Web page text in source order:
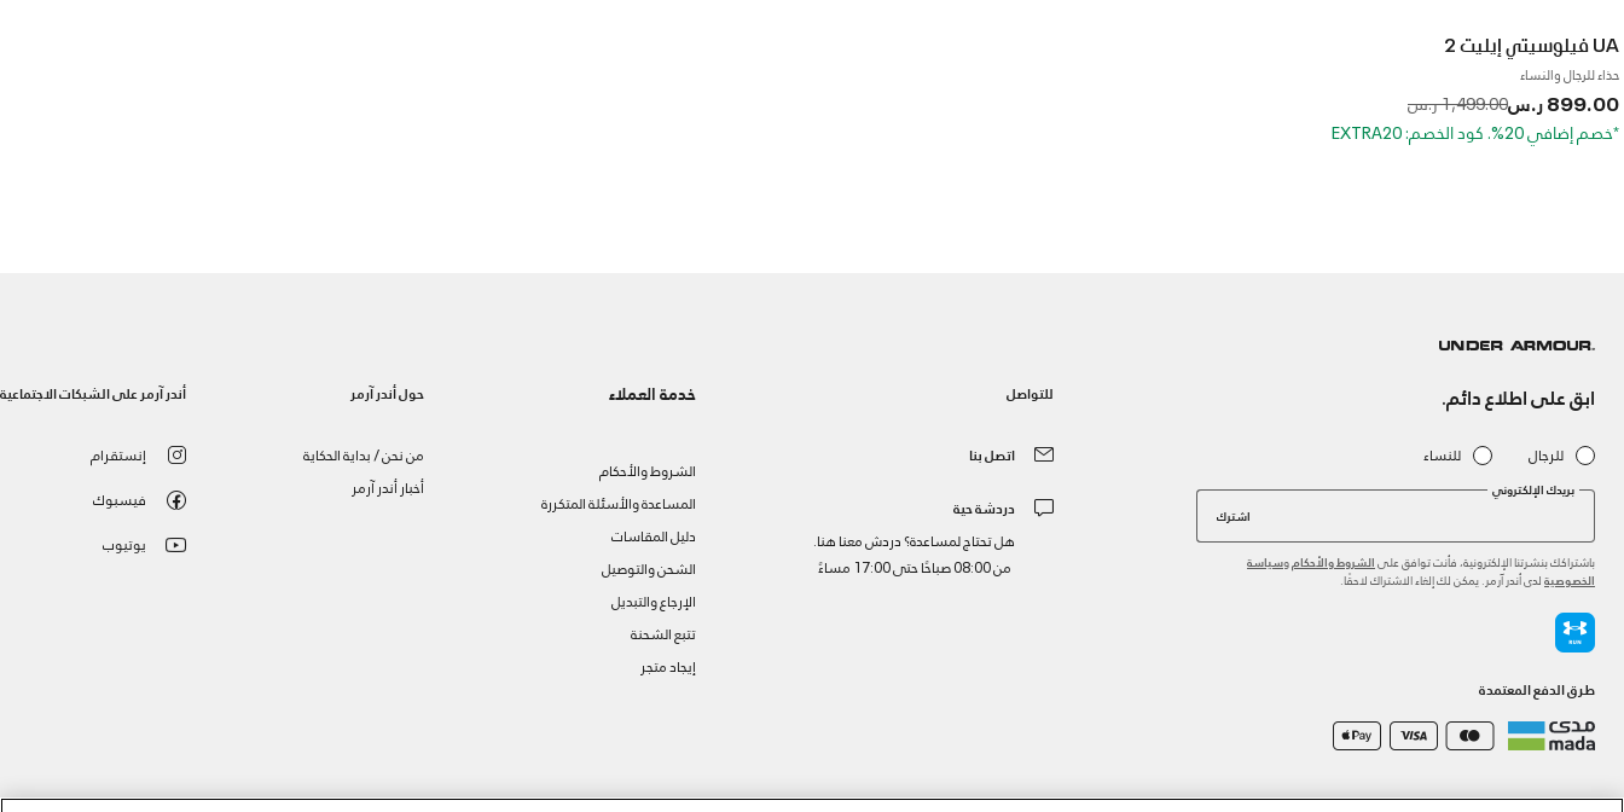
UA فيلوسيتي إيليت 2
حذاء للرجال والنساء
899.00 ر.س Price reduced from
1,499.00 ر.س
to
*خصم إضافي 20%. كود الخصم: EXTRA20
ابق على اطلاع دائم.
للرجال للنساء
بريدك الإلكتروني
اشترك
باشتراكك بنشرتنا الإلكترونية، فأنت توافق على الشروط والأحكام وسياسة
الخصوصية لدى أندر آرمر. يمكن لك إلغاء الاشتراك لاحقًا.
طرق الدفع المعتمدة
للتواصل
اتصل بنا
دردشة حية
هل تحتاج لمساعدة؟ دردش معنا هنا.
من 08:00 صباحًا حتى 17:00 مساءً
خدمة العملاء
الشروط والأحكام
المساعدة والأسئلة المتكررة
دليل المقاسات
الشحن والتوصيل
الإرجاع والتبديل
تتبع الشحنة
إيجاد متجر
حول أندر آرمر
من نحن / بداية الحكاية
أخبار أندر آرمر
أندر آرمر على الشبكات الاجتماعية
إنستقرام
فيسبوك
يوتيوب
©2026 الحقوق محفوظة لشركة اثلوسيتي ش.ذ.م.م، سياسة الخصوصية/الشروط والأحكام/سياسة الكوكيز